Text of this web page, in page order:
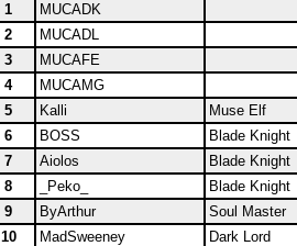
1
MUCADK
2
MUCADL
3
MUCAFE
4
MUCAMG
5
Kalli Muse Elf
6
BOSS Blade Knight
7
Aiolos Blade Knight
8
_Peko_ Blade Knight
9
ByArthur Soul Master
10
MadSweeney Dark Lord